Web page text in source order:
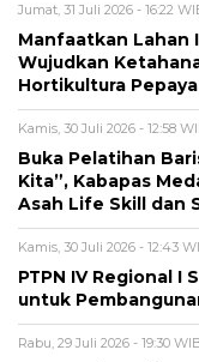
Jumat, 31 Juli 2026 - 16:22
Manfaatkan Lahan
Wujudkan
Hortikultura
Kamis, 30 Juli 2026 - 12:58
Buka Pelatihan
Kita”, Kabapas
Asah Life Skill dan
Kamis, 30 Juli 2026 - 12:43
PTPN IV Regional I
untuk
Rabu, 29 Juli 2026 - 19:30